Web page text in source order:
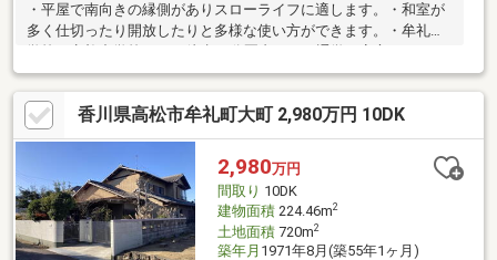
・平屋で南向きの縁側がありスローライフに適します。・和室が
多く仕切ったり開放したりと多様な使い方ができます。・牟礼小
築年数相応のダメージがありリフォームは必要です。・現在駐車
スペースがなく、壁の一部を改修することにより確保可能です。
香川県高松市牟礼町大町 2,980万円 10DK
2,980万円
間取り 10DK
建物面積224.46m2
土地面積720m2
築年月 1971年8月(築55年1ヶ月)